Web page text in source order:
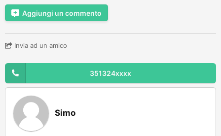
Aggiungi un commento
Invia ad un amico
351324xxxx
Simo